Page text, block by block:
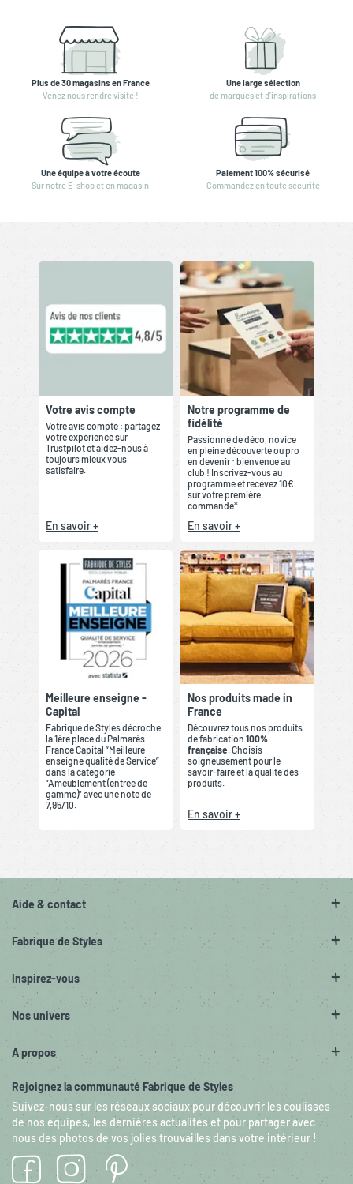
Plus de 30 magasins en France
Venez nous rendre visite !
Une large sélection
de marques et d'inspirations
Une équipe à votre écoute
Sur notre E-shop et en magasin
Paiement 100% sécurisé
Commandez en toute sécurité
Votre avis compte
Votre avis compte : partagez
votre expérience sur
Trustpilot et aidez-nous à
toujours mieux vous
satisfaire.
En savoir +
Notre programme de
fidélité
Passionné de déco, novice
en pleine découverte ou pro
en devenir : bienvenue au
club ! Inscrivez-vous au
programme et recevez 10€
sur votre première
commande*
En savoir +
Meilleure enseigne -
Capital
Fabrique de Styles décroche
la 1ère place du Palmarès
France Capital “Meilleure
enseigne qualité de Service”
dans la catégorie
“Ameublement (entrée de
gamme)” avec une note de
7,95/10.
Nos produits made in
France
Découvrez tous nos produits
de fabrication 100%
française . Choisis
soigneusement pour le
savoir-faire et la qualité des
produits.
En savoir +
Aide & contact
Fabrique de Styles
Inspirez-vous
Nos univers
A propos
Rejoignez la communauté Fabrique de Styles
Suivez-nous sur les réseaux sociaux pour découvrir les coulisses
de nos équipes, les dernières actualités et pour partager avec
nous des photos de vos jolies trouvailles dans votre intérieur !